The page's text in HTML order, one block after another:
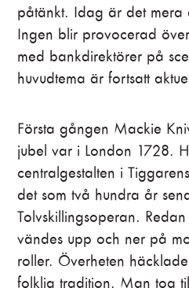
Tårpilswalter
Sofia Södergård
Fingerkroksjakob
Robert med sågen
Lidia Bäck
Jimmie
Linn Oscarsson
Andreas Hammarström
Horor
påtänkt. Idag är det mera
Ingen blir provocerad
med bankdirektörer på
huvudtema är fortsatt
Första gången Mackie
jubel var i London 1728.
centralgestalten i
det som två hundra år
Tolvskillingsoperan.
vändes upp och ner på
roller. Överheten
folklig tradition. Man tog